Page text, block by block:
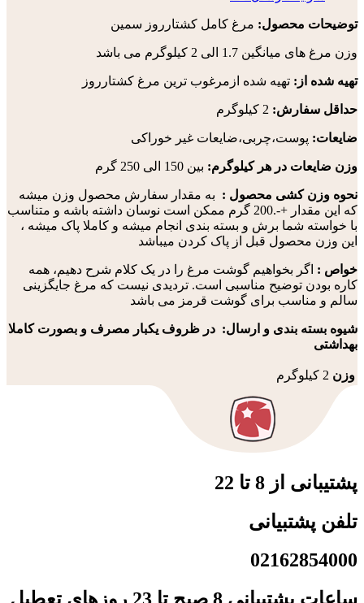
توضیحات محصول: مرغ کامل کشتارروز سمین
وزن مرغ های میانگین 1.7 الی 2 کیلوگرم می باشد
تهیه شده از: تهیه شده ازمرغوب ترین مرغ کشتارروز
حداقل سفارش: 2 کیلوگرم
ضایعات: پوست،چربی،ضایعات غیر خوراکی
وزن ضایعات در هر کیلوگرم: بین 150 الی 250 گرم
نحوه وزن کشی محصول : به مقدار سفارش محصول وزن میشه
که این مقدار +-.200 گرم ممکن است نوسان داشته باشه و متناسب
با خواسته شما برش و بسته بندی انجام میشه و کاملا پاک میشه ،
این وزن محصول قبل از پاک کردن میباشد
خواص : اگر بخواهیم گوشت مرغ را در یک کلام شرح دهیم، همه
کاره بودن توضیح مناسبی است. تردیدی نیست که مرغ جایگزینی
سالم و مناسب برای گوشت قرمز می ‏باشد
شیوه بسته بندی و ارسال: در ظروف یکبار مصرف و بصورت کاملا
بهداشتی
وزن 2 کیلوگرم
پشتیبانی از 8 تا 22
تلفن پشتبیانی
02162854000